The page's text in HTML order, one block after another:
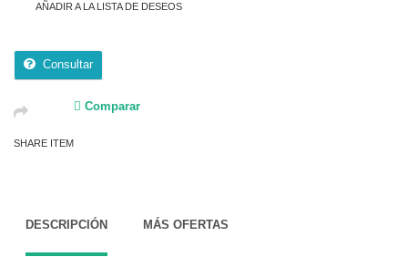
AÑADIR A LA LISTA DE DESEOS
Consultar
Comparar
SHARE ITEM
DESCRIPCIÓN MÁS OFERTAS